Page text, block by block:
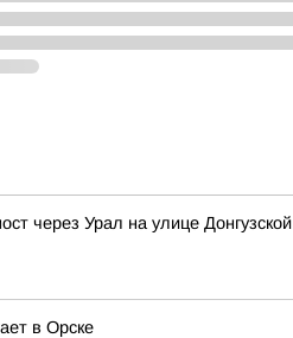
через Урал на улице Донгузской
в Орске